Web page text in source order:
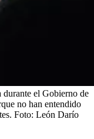
el Gobierno de
no han entendido
Foto: León Darío